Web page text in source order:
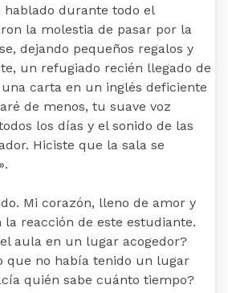
durante todo el
la molestia de pasar por la
dejando pequeños regalos y
un refugiado recién llegado de
carta en un inglés deficiente
de menos, tu suave voz
los días y el sonido de las
Hiciste que la sala se
Mi corazón, lleno de amor y
la reacción de este estudiante.
aula en un lugar acogedor?
que no había tenido un lugar
quién sabe cuánto tiempo?